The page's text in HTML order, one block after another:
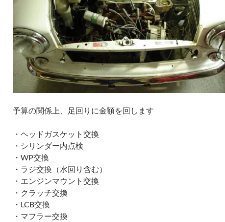
予算の関係上、足回りに金額を回します
・ヘッドガスケット交換
・シリンダー内点検
・WP交換
・ラジ交換（水回り含む）
・エンジンマウント交換
・クラッチ交換
・LCB交換
・マフラー交換